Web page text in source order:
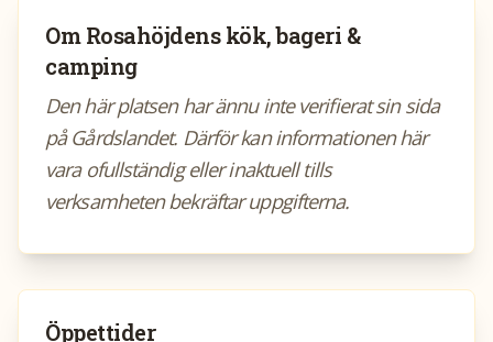
OmRosahöjdens kök, bageri &
camping
Den här platsen har ännu inte verifierat sin sida
på Gårdslandet. Därför kan informationen här
vara ofullständig eller inaktuell tills
verksamheten bekräftar uppgifterna.
Öppettider